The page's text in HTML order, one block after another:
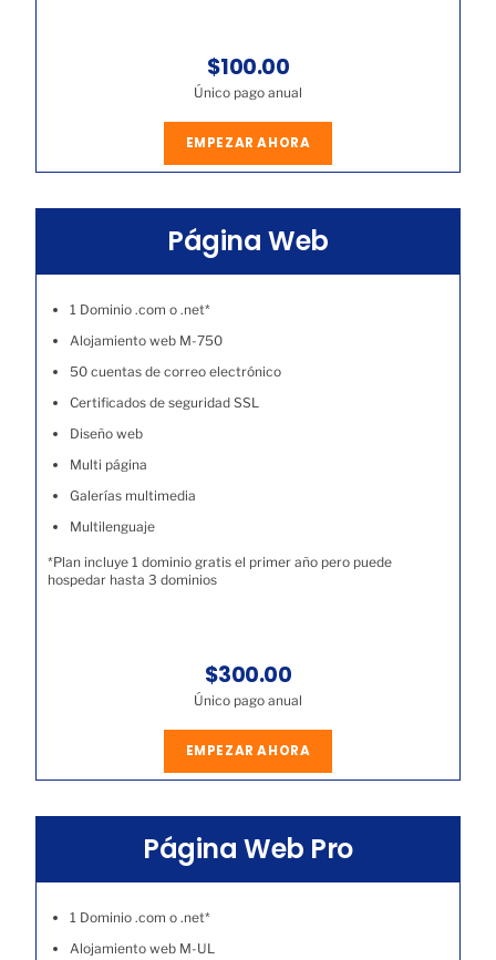
$100.00
Único pago anual
EMPEZAR AHORA
Página Web
1 Dominio .com o .net*
Alojamiento web M-750
50 cuentas de correo electrónico
Certificados de seguridad SSL
Diseño web
Multi página
Galerías multimedia
Multilenguaje
*Plan incluye 1 dominio gratis el primer año pero puede
hospedar hasta 3 dominios
$300.00
Único pago anual
EMPEZAR AHORA
Página Web Pro
1 Dominio .com o .net*
Alojamiento web M-UL